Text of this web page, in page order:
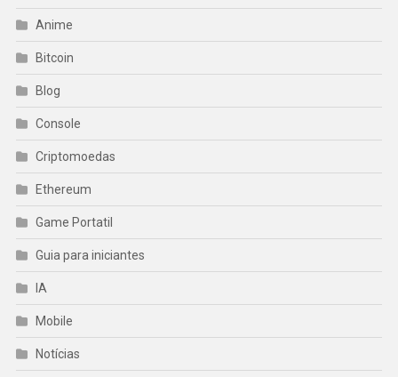
Anime
Bitcoin
Blog
Console
Criptomoedas
Ethereum
Game Portatil
Guia para iniciantes
IA
Mobile
Notícias